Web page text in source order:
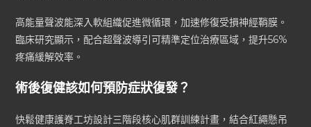
高能量聲波能深入軟組織促進微循環，加速修復受損神經鞘膜。
臨床研究顯示，配合超聲波導引可精準定位治療區域，提升56%
疼痛緩解效率。
術後復健該如何預防症狀復發？
快鬆健康護脊工坊設計三階段核心肌群訓練計畫，結合紅繩懸吊